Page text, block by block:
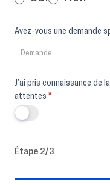
J’ai pris connaissance de la formation, elle correspond à mes
attentes *
Étape 2/3